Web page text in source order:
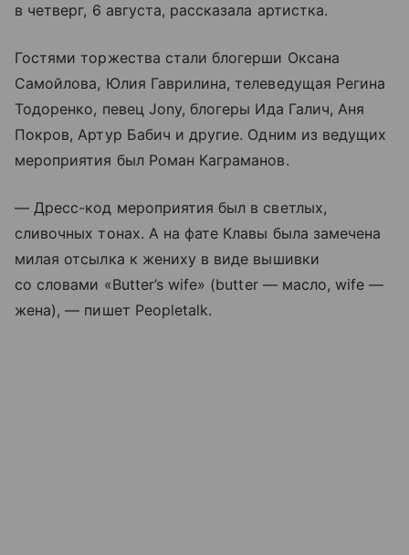
в четверг, 6 августа, рассказала артистка.
Гостями торжества стали блогерши Оксана
Самойлова, Юлия Гаврилина, телеведущая Регина
Тодоренко, певец Jony, блогеры Ида Галич, Аня
Покров, Артур Бабич и другие. Одним из ведущих
мероприятия был Роман Каграманов.
— Дресс-код мероприятия был в светлых,
сливочных тонах. А на фате Клавы была замечена
милая отсылка к жениху в виде вышивки
со словами «Butter’s wife» (butter — масло, wife —
жена), — пишет Peopletalk.